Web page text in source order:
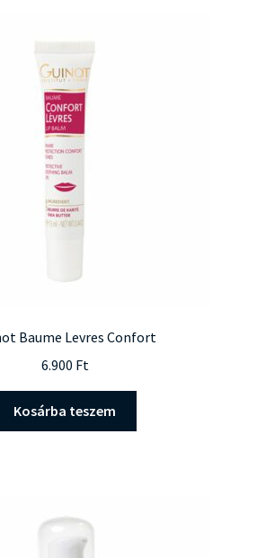
Baume Levres Confort
6.900 Ft
Kosárba teszem